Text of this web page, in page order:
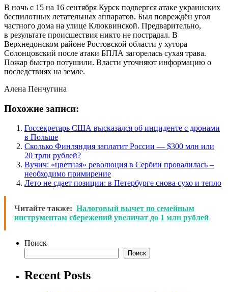
В ночь с 15 на 16 сентября Курск подвергся атаке украинских
беспилотных летательных аппаратов. Был повреждён угол
частного дома на улице Клюквинской. Предварительно,
в результате происшествия никто не пострадал. В
Верхнедонском районе Ростовской области у хутора
Солонцовский после атаки БПЛА загорелась сухая трава.
Пожар быстро потушили. Власти уточняют информацию о
последствиях на земле.
Алена Пенчугина
Похожие записи:
Госсекретарь США высказался об инциденте с дронами
в Польше
Сколько Финляндия заплатит России — $300 млн или
20 трлн рублей?
Вучич: «цветная» революция в Сербии провалилась –
необходимо примирение
Лето не сдает позиции: в Петербурге снова сухо и тепло
Читайте также: Налоговый вычет по семейным
инструментам сбережений увеличат до 1 млн рублей
Поиск
Поиск
Recent Posts